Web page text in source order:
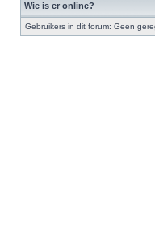
Wie is er online?
Gebruikers in dit forum: Geen